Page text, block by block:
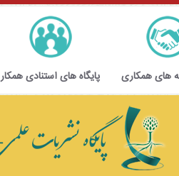
های همکاری پایگاه های استنادی همکار